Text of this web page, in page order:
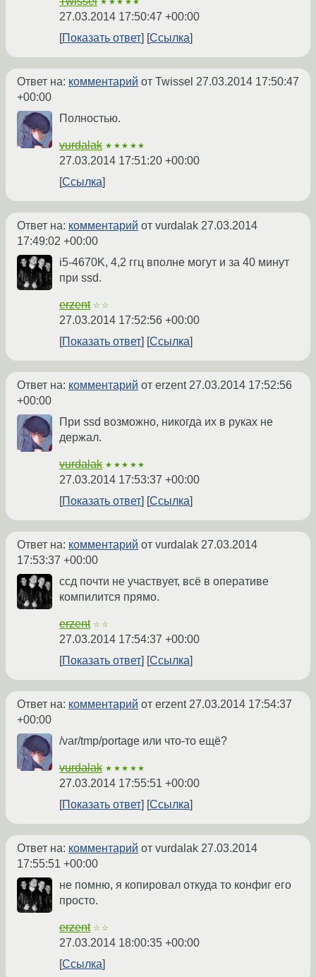
27.03.2014 17:50:47 +00:00
Показать ответ
Ссылка
Ответ на: комментарий от Twissel 27.03.2014 17:50:47
+00:00
Полностью.
vurdalak ★★★★★
27.03.2014 17:51:20 +00:00
Ссылка
Ответ на: комментарий от vurdalak 27.03.2014
17:49:02 +00:00
i5-4670K, 4,2 ггц вполне могут и за 40 минут
при ssd.
erzent ☆☆
27.03.2014 17:52:56 +00:00
Показать ответ
Ссылка
Ответ на: комментарий от erzent 27.03.2014 17:52:56
+00:00
При ssd возможно, никогда их в руках не
держал.
vurdalak ★★★★★
27.03.2014 17:53:37 +00:00
Показать ответ
Ссылка
Ответ на: комментарий от vurdalak 27.03.2014
17:53:37 +00:00
ссд почти не участвует, всё в оперативе
компилится прямо.
erzent ☆☆
27.03.2014 17:54:37 +00:00
Показать ответ
Ссылка
Ответ на: комментарий от erzent 27.03.2014 17:54:37
+00:00
/var/tmp/portage или что-то ещё?
vurdalak ★★★★★
27.03.2014 17:55:51 +00:00
Показать ответ
Ссылка
Ответ на: комментарий от vurdalak 27.03.2014
17:55:51 +00:00
не помню, я копировал откуда то конфиг его
просто.
erzent ☆☆
27.03.2014 18:00:35 +00:00
Ссылка